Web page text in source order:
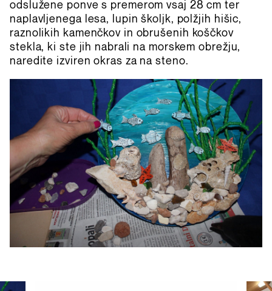
odslužene ponve s premerom vsaj 28 cm ter
naplavljenega lesa, lupin školjk, polžjih hišic,
raznolikih kamenčkov in obrušenih koščkov
stekla, ki ste jih nabrali na morskem obrežju,
naredite izviren okras za na steno.